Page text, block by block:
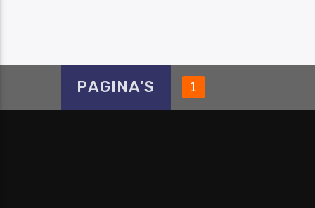
PAGINA'S 1